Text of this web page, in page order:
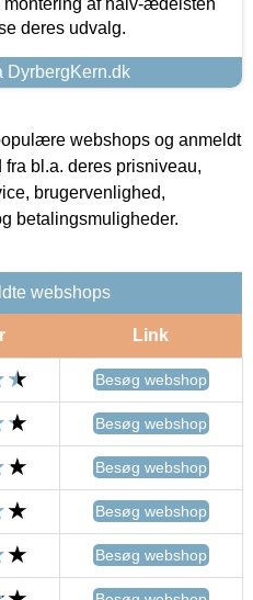
deres udvalg.
DyrbergKern.dk
webshops og anmeldt
bl.a. deres prisniveau,
brugervenlighed,
betalingsmuligheder.
webshops
Link
Besøg webshop
Besøg webshop
Besøg webshop
Besøg webshop
Besøg webshop